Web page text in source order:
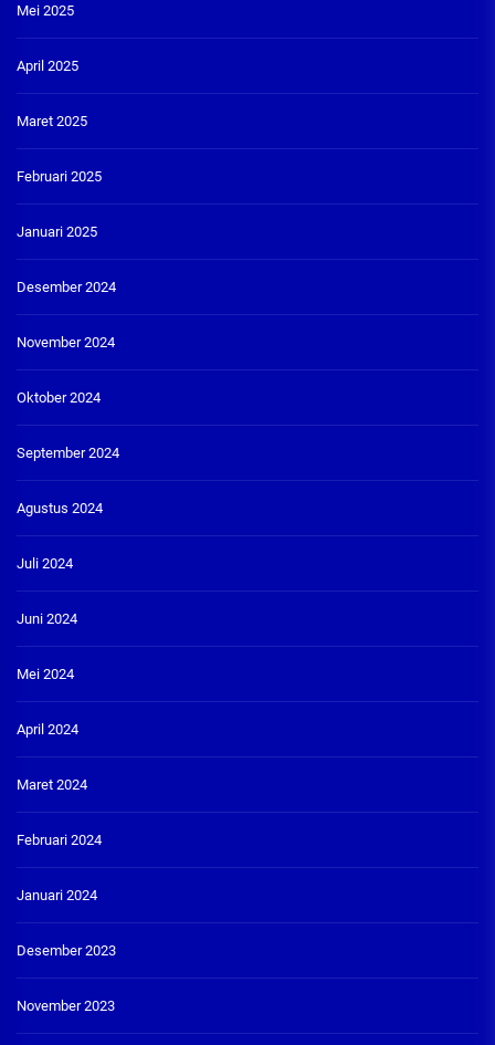
Mei 2025
April 2025
Maret 2025
Februari 2025
Januari 2025
Desember 2024
November 2024
Oktober 2024
September 2024
Agustus 2024
Juli 2024
Juni 2024
Mei 2024
April 2024
Maret 2024
Februari 2024
Januari 2024
Desember 2023
November 2023